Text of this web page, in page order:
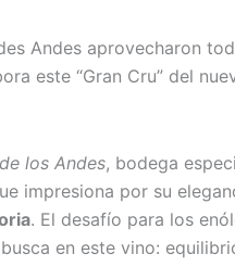
Andes aprovecharon
este “Gran Cru” del
los Andes, bodega
impresiona por su
. El desafío para los
en este vino: